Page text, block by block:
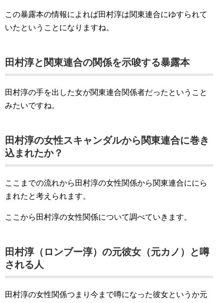
この暴露本の情報によれば田村淳は関東連合にゆすられて
いたということになりますね。
田村淳と関東連合の関係を示唆する暴露本
田村淳の手を出した女が関東連合関係者だったということ
みたいですね。
田村淳の女性スキャンダルから関東連合に巻き
込まれたか？
ここまでの流れから田村淳の女性関係から関東連合ににら
まれたと考えられます。
ここから田村淳の女性関係について調べていきます。
田村淳（ロンブー淳）の元彼女（元カノ）と噂
される人
田村淳の女性関係つまり今まで噂になった彼女というか元